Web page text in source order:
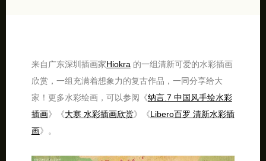
来自广东深圳插画家Hiokra 的一组清新可爱的水彩插画
欣赏，一组充满着想象力的复古作品，一同分享给大
家！更多水彩绘画，可以参阅《纳言.7 中国风手绘水彩
插画》《大寒 水彩插画欣赏》《Libero百罗 清新水彩插
画》。